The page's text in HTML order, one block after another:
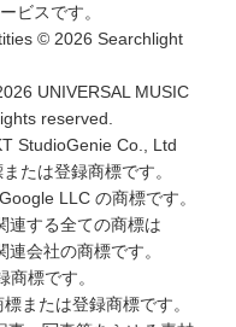
ビスです。
© 2026 Searchlight
UNIVERSAL MUSIC
reserved.
StudioGenie Co., Ltd
たは登録商標です。
LLC の商標です。
連する全ての商標は
会社の商標です。
標です。
または登録商標です。